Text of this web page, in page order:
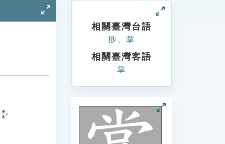
ㄓㄤˇ
相關臺灣台語
捗 掌
相關臺灣客語
掌